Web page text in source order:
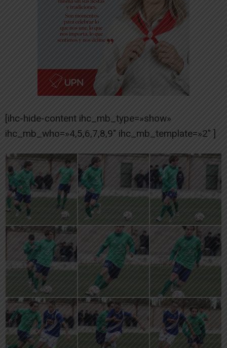
[ihc-hide-content ihc_mb_type=»show»
ihc_mb_who=»4,5,6,7,8,9″ ihc_mb_template=»2″ ]